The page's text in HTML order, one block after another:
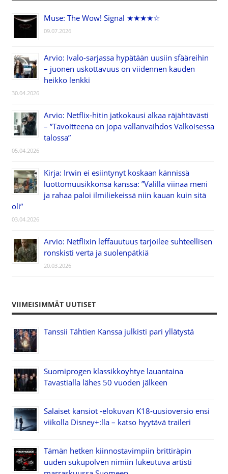
Muse: The Wow! Signal ★★★★☆
09.07.2026
Arvio: Ivalo-sarjassa hypätään uusiin sfääreihin
– juonen uskottavuus on viidennen kauden
heikko lenkki
30.04.2026
Arvio: Netflix-hitin jatkokausi alkaa räjähtävästi
– ”Tavoitteena on jopa vallanvaihdos Valkoisessa
talossa”
05.04.2026
Kirja: Irwin ei esiintynyt koskaan kännissä
luottomuusikkonsa kanssa: ”Välillä viinaa meni
ja rahaa paloi ilmiliekeissä niin kauan kuin sitä
oli”
03.04.2026
Arvio: Netflixin leffauutuus tarjoilee suhteellisen
ronskisti verta ja suolenpätkiä
20.03.2026
VIIMEISIMMÄT UUTISET
Tanssii Tähtien Kanssa julkisti pari yllätystä
Suomiprogen klassikkoyhtye lauantaina
Tavastialla lähes 50 vuoden jälkeen
Salaiset kansiot -elokuvan K18-uusioversio ensi
viikolla Disney+:lla – katso hyytävä traileri
Tämän hetken kiinnostavimpiin brittiräpin
uuden sukupolven nimiin lukeutuva artisti